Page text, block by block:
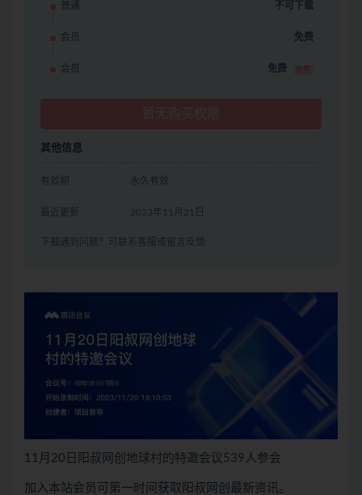
普通 不可下载
会员 免费
会员 免费 推荐
其他信息
有效期 永久有效
最近更新 2023年11月21日
下载遇到问题？可联系客服或留言反馈
11月20日阳叔网创地球村的特邀会议539人参会
加入本站会员可第一时间获取阳叔网创最新资讯。